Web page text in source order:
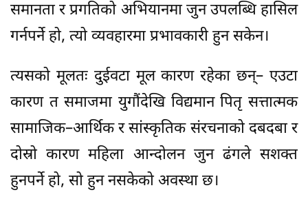
समानता र प्रगतिको अभियानमा जुन उपलब्धि हासिल
गर्नपर्ने हो, त्यो व्यवहारमा प्रभावकारी हुन सकेन।
त्यसको मूलतः दुईवटा मूल कारण रहेका छन्– एउटा
कारण त समाजमा युगौंदेखि विद्यमान पितृ सत्तात्मक
सामाजिक–आर्थिक र सांस्कृतिक संरचनाको दबदबा र
दोस्रो कारण महिला आन्दोलन जुन ढंगले सशक्त
हुनपर्ने हो, सो हुन नसकेको अवस्था छ।